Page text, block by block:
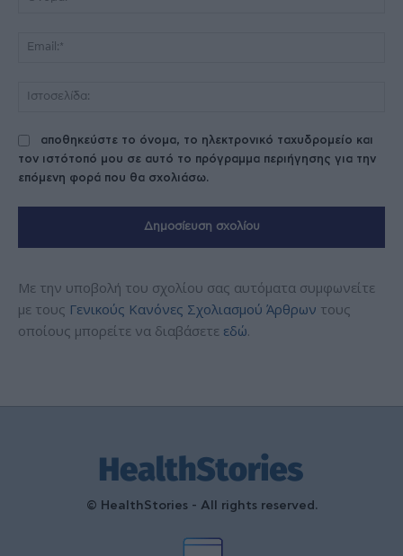
αποθηκεύστε το όνομα, το ηλεκτρονικό ταχυδρομείο και
τον ιστότοπό μου σε αυτό το πρόγραμμα περιήγησης για την
επόμενη φορά που θα σχολιάσω.
Με την υποβολή του σχολίου σας αυτόματα συμφωνείτε
με τους Γενικούς Κανόνες Σχολιασμού Άρθρων τους
οποίους μπορείτε να διαβάσετε εδώ.
© HealthStories - All rights reserved.